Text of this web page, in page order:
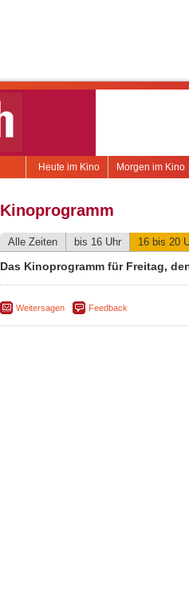
Morgen im Kino
Heute im Kino
Kinoprogramm
Alle Zeiten bis 16 Uhr 16 bis 20
Das Kinoprogramm für Freitag,
Weitersagen Feedback